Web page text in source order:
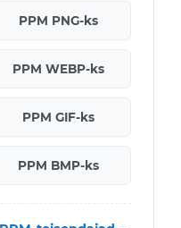
PPM PNG-ks
PPM WEBP-ks
PPM GIF-ks
PPM BMP-ks